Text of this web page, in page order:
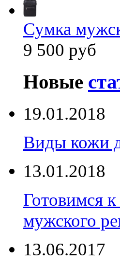
Сумка
9 500 руб
Новые
19.01.2018
Виды кожи
13.01.2018
Готовимся
мужского
13.06.2017